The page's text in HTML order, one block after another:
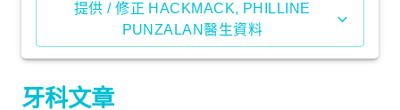
提供 / 修正 HACKMACK, PHILLINE
PUNZALAN醫生資料
牙科文章